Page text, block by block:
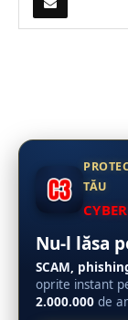
TĂU
Nu-l lăsa
SCAM,
oprite instant
2.000.000 de